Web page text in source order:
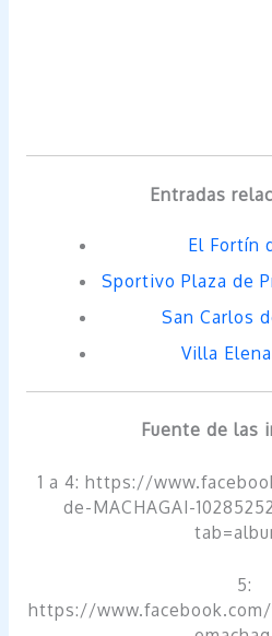
Entradas
El Fortín
Sportivo Plaza de
San Carlos
Villa
Fuente de las
1 a 4: https://
de-MACHAGAI-
5:
https://